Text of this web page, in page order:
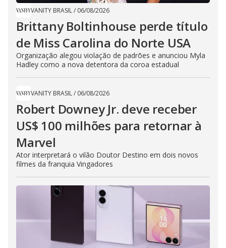
VANITY BRASIL/ 06/08/2026
Brittany Boltinhouse perde título
de Miss Carolina do Norte USA
Organização alegou violação de padrões e anunciou Myla
Hadley como a nova detentora da coroa estadual
VANITY BRASIL/ 06/08/2026
Robert Downey Jr. deve receber
US$ 100 milhões para retornar à
Marvel
Ator interpretará o vilão Doutor Destino em dois novos
filmes da franquia Vingadores